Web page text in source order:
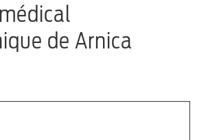
de Arnica